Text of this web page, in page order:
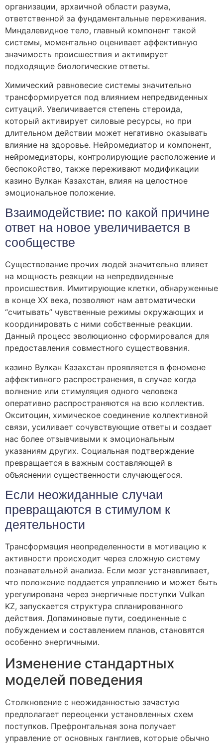
организации, архаичной области разума,
ответственной за фундаментальные переживания.
Миндалевидное тело, главный компонент такой
системы, моментально оценивает аффективную
значимость происшествия и активирует
подходящие биологические ответы.
Химический равновесие системы значительно
трансформируется под влиянием непредвиденных
ситуаций. Увеличивается степень стероида,
который активирует силовые ресурсы, но при
длительном действии может негативно оказывать
влияние на здоровье. Нейромедиатор и компонент,
нейромедиаторы, контролирующие расположение и
беспокойство, также переживают модификации
казино Вулкан Казахстан, влияя на целостное
эмоциональное положение.
Взаимодействие: по какой причине
ответ на новое увеличивается в
сообществе
Существование прочих людей значительно влияет
на мощность реакции на непредвиденные
происшествия. Имитирующие клетки, обнаруженные
в конце XX века, позволяют нам автоматически
“считывать” чувственные режимы окружающих и
координировать с ними собственные реакции.
Данный процесс эволюционно сформировался для
предоставления совместного существования.
казино Вулкан Казахстан проявляется в феномене
аффективного распространения, в случае когда
волнение или стимуляция одного человека
оперативно распространяются на всю коллектив.
Окситоцин, химическое соединение коллективной
связи, усиливает сочувствующие ответы и создает
нас более отзывчивыми к эмоциональным
указаниям других. Социальная подтверждение
превращается в важным составляющей в
объяснении существенности случающегося.
Если неожиданные случаи
превращаются в стимулом к
деятельности
Трансформация неопределенности в мотивацию к
активности происходит через сложную систему
познавательной анализа. Если мозг устанавливает,
что положение поддается управлению и может быть
урегулирована через энергичные поступки Vulkan
KZ, запускается структура спланированного
действия. Допаминовые пути, соединенные с
побуждением и составлением планов, становятся
особенно энергичными.
Изменение стандартных
моделей поведения
Столкновение с неожиданностью зачастую
предполагает переоценки установленных схем
поступков. Префронтальная зона получает
управление от основных ганглиев, которые обычно